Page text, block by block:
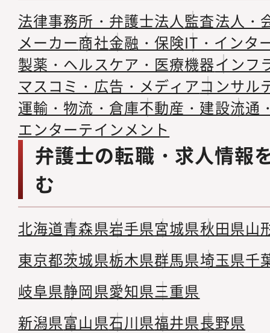
法律事務所・弁護士法人監査法人・
メーカー商社金融・保険IT・インタ
製薬・ヘルスケア・医療機器インフ
マスコミ・広告・メディアコンサル
運輸・物流・倉庫不動産・建設流通
エンターテインメント
弁護士の転職・求人情報
む
北海道青森県岩手県宮城県秋田県山
東京都茨城県栃木県群馬県埼玉県千
岐阜県静岡県愛知県三重県
新潟県富山県石川県福井県長野県